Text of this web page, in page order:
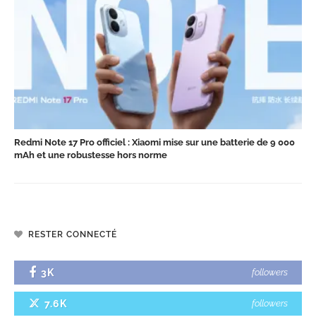
Redmi Note 17 Pro officiel : Xiaomi mise sur une batterie de 9 000
mAh et une robustesse hors norme
RESTER CONNECTÉ
3K followers
7.6K followers